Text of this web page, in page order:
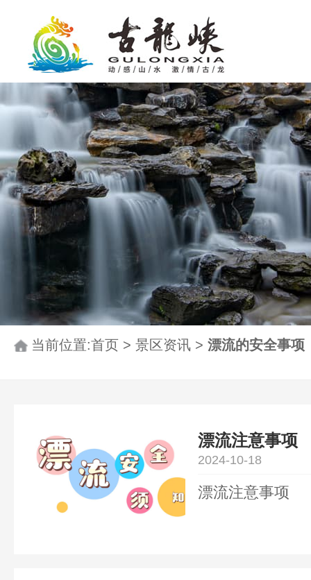
当前位置:首页 > 景区资讯 > 漂流的安全事项
漂流注意事项
漂流注意事项
2024-10-18